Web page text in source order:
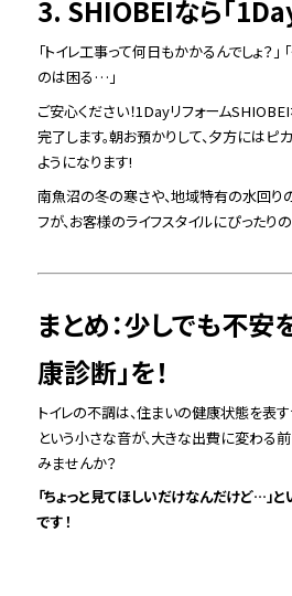
3. SHIOBEIなら「
「トイレ工事って何日もかかるんでしょ？」
のは困る…」
ご安心ください！1DayリフォームSHIOBEI
完了します。朝お預かりして、夕方にはピ
ようになります!
南魚沼の冬の寒さや、地域特有の水回り
フが、お客様のライフスタイルにぴったり
まとめ：少しでも不安
康診断」を！
トイレの不調は、住まいの健康状態を表す
という小さな音が、大きな出費に変わる
みませんか？
「ちょっと見てほしいだけなんだけど…」
です！